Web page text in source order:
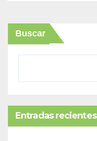
Buscar
Entradas recientes